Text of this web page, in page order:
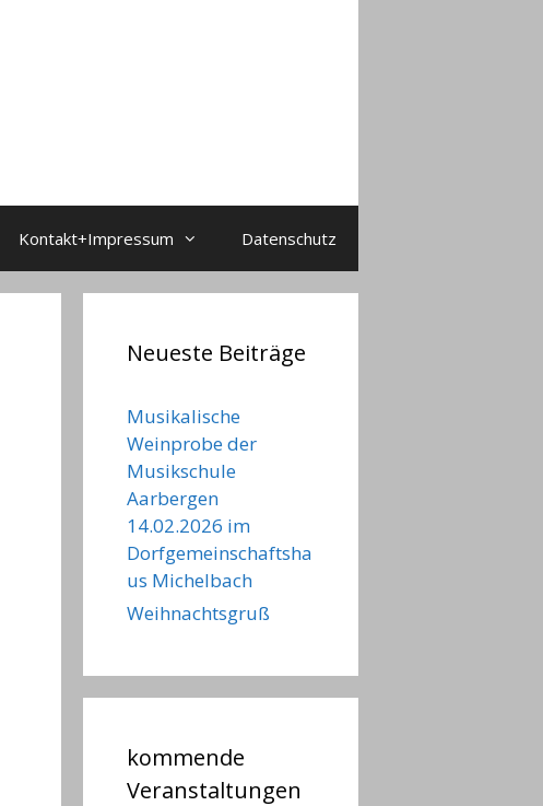
Kontakt+Impressum Datenschutz
Neueste Beiträge
Musikalische
Weinprobe der
Musikschule
Aarbergen
14.02.2026 im
Dorfgemeinschaftsha
us Michelbach
Weihnachtsgruß
kommende
Veranstaltungen